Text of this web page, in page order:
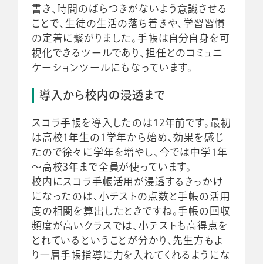
書き、時間のばらつきがないよう意識させる
ことで、生徒の生活の落ち着きや、学習習慣
の定着に繋がりました。手帳は自分自身を可
視化できるツールであり、担任とのコミュニ
ケーションツールにもなっています。
導入から校内の浸透まで
スコラ手帳を導入したのは12年前です。最初
は高校1年生の1学年から始め、効果を感じ
たので徐々に学年を増やし、今では中学1年
～高校3年まで全員が使っています。
校内にスコラ手帳活用が浸透するきっかけ
になったのは、小テストの点数と手帳の活用
度の相関を算出したときですね。手帳の回収
頻度が高いクラスでは、小テストも高得点を
とれているということが分かり、先生方もよ
り一層手帳指導に力を入れてくれるようにな